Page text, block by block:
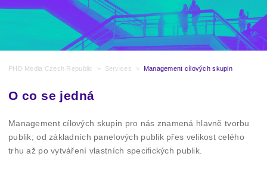
PHD Media Czech Republic > Services > Management cílových skupin
O co se jedná
Management cílových skupin pro nás znamená hlavně tvorbu
publik; od základních panelových publik přes velikost celého
trhu až po vytváření vlastních specifických publik.